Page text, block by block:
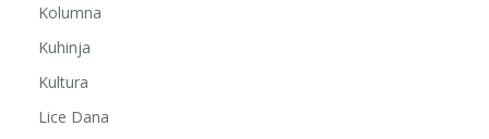
Kolumna
Kuhinja
Kultura
Lice Dana